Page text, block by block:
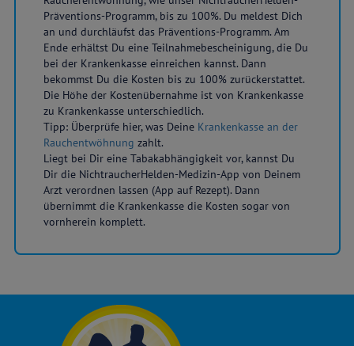
Präventions-Programm, bis zu 100%. Du meldest Dich
an und durchläufst das Präventions-Programm. Am
Ende erhältst Du eine Teilnahmebescheinigung, die Du
bei der Krankenkasse einreichen kannst. Dann
bekommst Du die Kosten bis zu 100% zurückerstattet.
Die Höhe der Kostenübernahme ist von Krankenkasse
zu Krankenkasse unterschiedlich.
Tipp: Überprüfe hier, was Deine Krankenkasse an der
Rauchentwöhnung zahlt.
Liegt bei Dir eine Tabakabhängigkeit vor, kannst Du
Dir die NichtraucherHelden-Medizin-App von Deinem
Arzt verordnen lassen (App auf Rezept). Dann
übernimmt die Krankenkasse die Kosten sogar von
vornherein komplett.